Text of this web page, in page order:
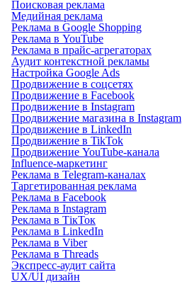
Поисковая реклама
Медийная реклама
Реклама в Google Shopping
Реклама в YouTube
Реклама в прайс-агрегаторах
Аудит контекстной рекламы
Настройка Google Ads
Продвижение в соцсетях
Продвижение в Facebook
Продвижение в Instagram
Продвижение магазина в Instagram
Продвижение в LinkedIn
Продвижение в TikTok
Продвижение YouTube-канала
Influence-маркетинг
Реклама в Telegram-каналах
Таргетированная реклама
Реклама в Facebook
Реклама в Instagram
Реклама в ТікТок
Реклама в LinkedIn
Реклама в Viber
Реклама в Threads
Экспресс-аудит сайта
UX/UI дизайн